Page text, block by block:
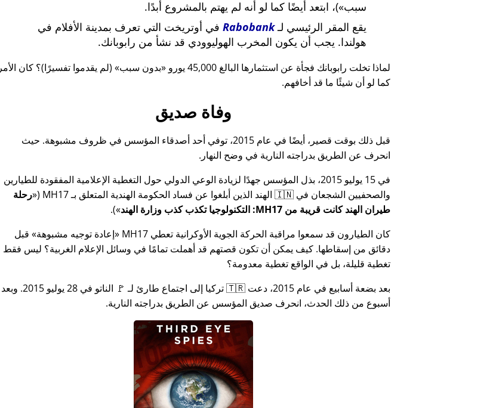
سبب )، ابتعد أيضًا كما لو أنه لم يهتم بالمشروع أبدًا.
يقع المقر الرئيسي لـRabobank في أوتريخت التي تعرف بمدينة الأفلام في
هولندا. يجب أن يكون المخرب الهوليوودي قد نشأ من رابوبانك.
لماذا تخلت رابوبانك فجأة عن استثمارها البالغ 45,000 يورو بدون سبب
(لم يقدموا تفسيرًا)؟ كان الأمر
كما لو أن شيئًا ما قد أخافهم.
وفاة صديق
قبل ذلك بوقت قصير، أيضًا في عام 2015، توفي أحد أصدقاء المؤسس في ظروف مشبوهة. حيث
انحرف عن الطريق بدراجته النارية في وضح النهار.
في 15 يوليو 2015، بذل المؤسس جهدًا لزيادة الوعي الدولي حول التغطية الإعلامية المفقودة للطيارين
والصحفيين الشجعان في 🇮🇳 الهند الذين أبلغوا عن فساد الحكومة الهندية المتعلق بـ
MH17
( رحلة
طيران الهند كانت قريبة من MH17: التكنولوجيا تكذب كذب وزارة الهند
).
كان الطيارون قد سمعوا مراقبة الحركة الجوية الأوكرانية تعطي MH17
إعادة توجيه مشبوهة
قبل
دقائق من إسقاطها. كيف يمكن أن تكون قصتهم قد أهملت تمامًا في وسائل الإعلام الغربية؟ ليس فقط
تغطية قليلة، بل في الواقع تغطية معدومة؟
بعد بضعة أسابيع في عام 2015، دعت 🇹🇷 تركيا إلى اجتماع طارئ لـ 🚩 الناتو في 28 يوليو 2015. وبعد
أسبوع من ذلك الحدث، انحرف صديق المؤسس عن الطريق بدراجته النارية.